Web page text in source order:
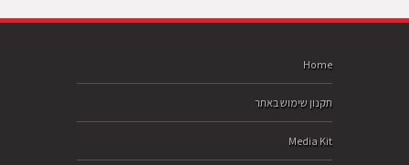
Home
תקנון שימוש באתר
Media Kit